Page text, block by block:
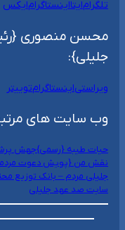
تلگرامایتااینستاگرامایکس
محسن منصوری
جلیلی}:
ویراستیاینستاگرامتوییتر
وب سایت های
حیات طیبه {رسمی}جهش
نقش من {پویش دعوت
جلیلی مردم – بانک توزیع
سایت صد عهد جلیلی